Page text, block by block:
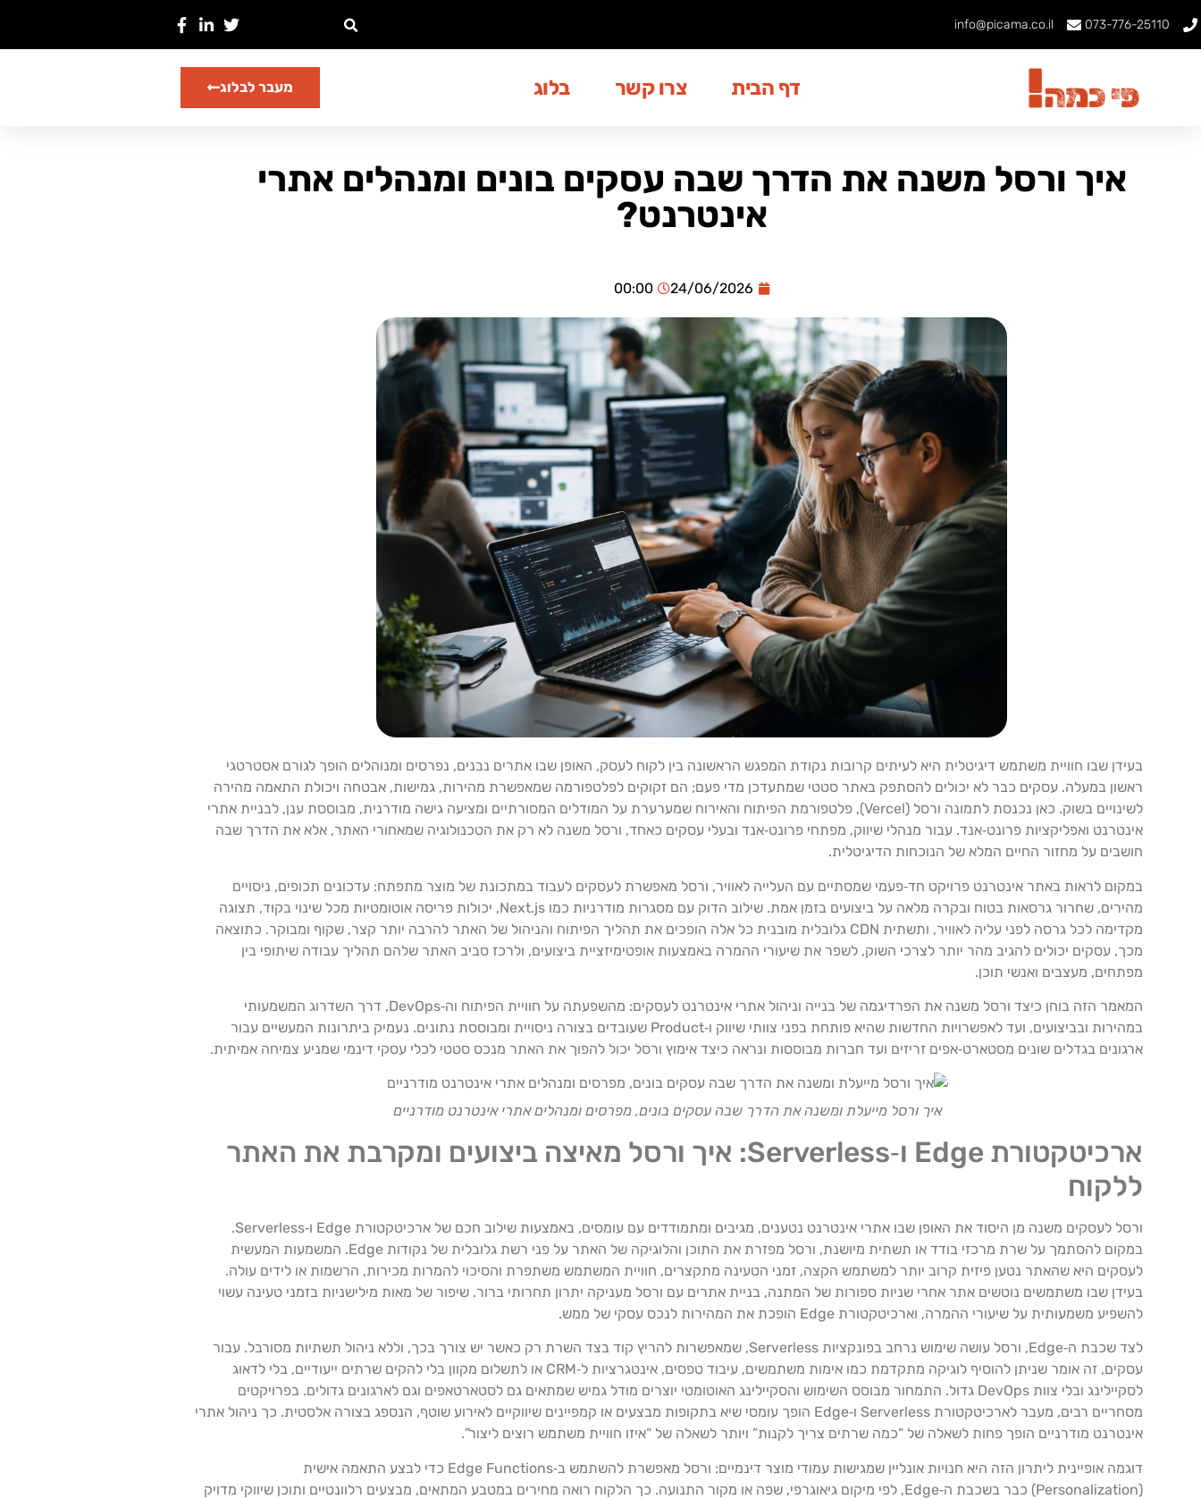
073-776-25110
info@picama.co.il
דף הבית צרו קשר בלוג מעבר לבלוג
איך ורסל משנה את הדרך שבה עסקים בונים ומנהלים אתרי
אינטרנט?
24/06/2026
00:00
בעידן שבו חוויית משתמש דיגיטלית היא לעיתים קרובות נקודת המפגש הראשונה בין לקוח לעסק, האופן שבו אתרים נבנים, נפרסים ומנוהלים הופך לגורם אסטרטגי
ראשון במעלה. עסקים כבר לא יכולים להסתפק באתר סטטי שמתעדכן מדי פעם; הם זקוקים לפלטפורמה שמאפשרת מהירות, גמישות, אבטחה ויכולת התאמה מהירה
לשינויים בשוק. כאן נכנסת לתמונה ורסל (Vercel), פלטפורמת הפיתוח והאירוח שמערערת על המודלים המסורתיים ומציעה גישה מודרנית, מבוססת ענן, לבניית אתרי
אינטרנט ואפליקציות פרונט‑אנד. עבור מנהלי שיווק, מפתחי פרונט‑אנד ובעלי עסקים כאחד, ורסל משנה לא רק את הטכנולוגיה שמאחורי האתר, אלא את הדרך שבה
חושבים על מחזור החיים המלא של הנוכחות הדיגיטלית.
במקום לראות באתר אינטרנט פרויקט חד‑פעמי שמסתיים עם העלייה לאוויר, ורסל מאפשרת לעסקים לעבוד במתכונת של מוצר מתפתח: עדכונים תכופים, ניסויים
מהירים, שחרור גרסאות בטוח ובקרה מלאה על ביצועים בזמן אמת. שילוב הדוק עם מסגרות מודרניות כמו Next.js, יכולות פריסה אוטומטיות מכל שינוי בקוד, תצוגה
מקדימה לכל גרסה לפני עליה לאוויר, ותשתית CDN גלובלית מובנית כל אלה הופכים את תהליך הפיתוח והניהול של האתר להרבה יותר קצר, שקוף ומבוקר. כתוצאה
מכך, עסקים יכולים להגיב מהר יותר לצרכי השוק, לשפר את שיעורי ההמרה באמצעות אופטימיזציית ביצועים, ולרכז סביב האתר שלהם תהליך עבודה שיתופי בין
מפתחים, מעצבים ואנשי תוכן.
המאמר הזה בוחן כיצד ורסל משנה את הפרדיגמה של בנייה וניהול אתרי אינטרנט לעסקים: מהשפעתה על חוויית הפיתוח וה‑DevOps, דרך השדרוג המשמעותי
במהירות ובביצועים, ועד לאפשרויות החדשות שהיא פותחת בפני צוותי שיווק ו‑Product שעובדים בצורה ניסויית ומבוססת נתונים. נעמיק ביתרונות המעשיים עבור
ארגונים בגדלים שונים מסטארט‑אפים זריזים ועד חברות מבוססות ונראה כיצד אימוץ ורסל יכול להפוך את האתר מנכס סטטי לכלי עסקי דינמי שמניע צמיחה אמיתית.
איך ורסל מייעלת ומשנה את הדרך שבה עסקים בונים, מפרסים ומנהלים אתרי אינטרנט מודרניים
ארכיטקטורת Edge ו‑Serverless: איך ורסל מאיצה ביצועים ומקרבת את האתר
ללקוח
ורסל לעסקים משנה מן היסוד את האופן שבו אתרי אינטרנט נטענים, מגיבים ומתמודדים עם עומסים, באמצעות שילוב חכם של ארכיטקטורת Edge ו‑Serverless.
במקום להסתמך על שרת מרכזי בודד או תשתית מיושנת, ורסל מפזרת את התוכן והלוגיקה של האתר על פני רשת גלובלית של נקודות Edge. המשמעות המעשית
לעסקים היא שהאתר נטען פיזית קרוב יותר למשתמש הקצה, זמני הטעינה מתקצרים, חוויית המשתמש משתפרת והסיכוי להמרות מכירות, הרשמות או לידים עולה.
בעידן שבו משתמשים נוטשים אתר אחרי שניות ספורות של המתנה, בניית אתרים עם ורסל מעניקה יתרון תחרותי ברור. שיפור של מאות מילישניות בזמני טעינה עשוי
להשפיע משמעותית על שיעורי ההמרה, וארכיטקטורת Edge הופכת את המהירות לנכס עסקי של ממש.
לצד שכבת ה‑Edge, ורסל עושה שימוש נרחב בפונקציות Serverless, שמאפשרות להריץ קוד בצד השרת רק כאשר יש צורך בכך, וללא ניהול תשתיות מסורבל. עבור
עסקים, זה אומר שניתן להוסיף לוגיקה מתקדמת כמו אימות משתמשים, עיבוד טפסים, אינטגרציות ל‑CRM או לתשלום מקוון בלי להקים שרתים ייעודיים, בלי לדאוג
לסקיילינג ובלי צוות DevOps גדול. התמחור מבוסס השימוש והסקיילינג האוטומטי יוצרים מודל גמיש שמתאים גם לסטארטאפים וגם לארגונים גדולים. בפרויקטים
מסחריים רבים, מעבר לארכיטקטורת Serverless ו‑Edge הופך עומסי שיא בתקופות מבצעים או קמפיינים שיווקיים לאירוע שוטף, הנספג בצורה אלסטית. כך ניהול אתרי
אינטרנט מודרניים הופך פחות לשאלה של “כמה שרתים צריך לקנות” ויותר לשאלה של “איזו חוויית משתמש רוצים ליצור”.
דוגמה אופיינית ליתרון הזה היא חנויות אונליין שמגישות עמודי מוצר דינמיים: ורסל מאפשרת להשתמש ב‑Edge Functions כדי לבצע התאמה אישית
(Personalization) כבר בשכבת ה‑Edge, לפי מיקום גיאוגרפי, שפה או מקור התנועה. כך הלקוח רואה מחירים במטבע המתאים, מבצעים רלוונטיים ותוכן שיווקי מדויק